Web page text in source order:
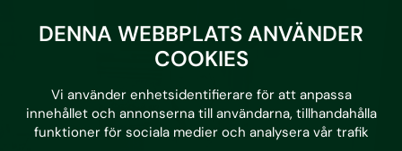
DENNA WEBBPLATS ANVÄNDER
COOKIES
Vi använder enhetsidentifierare för att anpassa
innehållet och annonserna till användarna, tillhandahålla
funktioner för sociala medier och analysera vår trafik